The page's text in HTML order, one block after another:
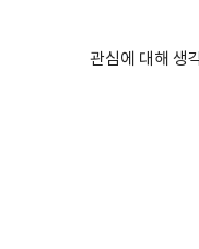
관심에 대해 생